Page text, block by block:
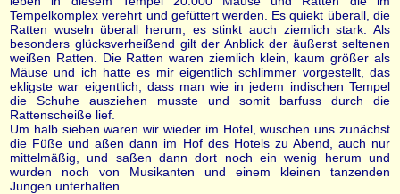
Tempelkomplex verehrt und gefüttert werden. Es quiekt überall, die
Ratten wuseln überall herum, es stinkt auch ziemlich stark. Als
besonders glücksverheißend gilt der Anblick der äußerst seltenen
weißen Ratten. Die Ratten waren ziemlich klein, kaum größer als
Mäuse und ich hatte es mir eigentlich schlimmer vorgestellt, das
ekligste war eigentlich, dass man wie in jedem indischen Tempel
die Schuhe ausziehen musste und somit barfuss durch die
Rattenscheiße lief.
Um halb sieben waren wir wieder im Hotel, wuschen uns zunächst
die Füße und aßen dann im Hof des Hotels zu Abend, auch nur
mittelmäßig, und saßen dann dort noch ein wenig herum und
wurden noch von Musikanten und einem kleinen tanzenden
Jungen unterhalten.